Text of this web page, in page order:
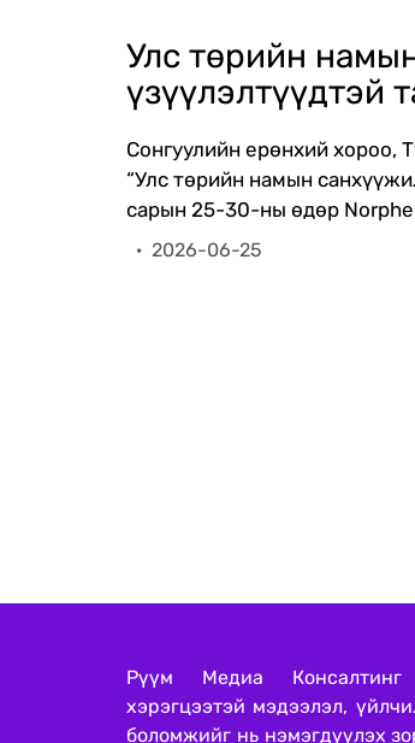
Улс төрийн
үзүүлэлтүүдтэй
Сонгуулийн ерөнхий хороо,
“Улс төрийн намын
сарын 25-30-ны өдөр
Улсын дээд шүүхэд
· 2026-06-25
Рүүм Медиа Консалтинг
хэрэгцээтэй мэдээлэл,
боломжийг нь нэмэгдүүлэх